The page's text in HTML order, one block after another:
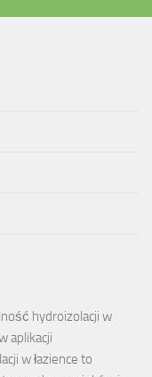
hydroizolacji w
aplikacji
w łazience to